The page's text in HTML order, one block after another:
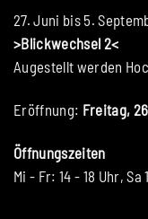
27. Juni bis 5.
>Blickwechsel 2<
Augestellt werden
Eröffnung: Freitag,
Öffnungszeiten
Mi - Fr: 14 - 18 Uhr, Sa